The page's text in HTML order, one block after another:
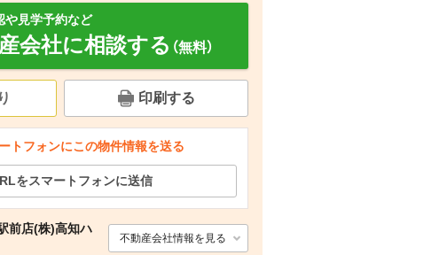
玄関
や見学予約など
会社に相談する （無料）
印刷する
トフォンにこの物件情報を送る
をスマートフォンに送信
前店(株)高知ハ
不動産会社情報を見る